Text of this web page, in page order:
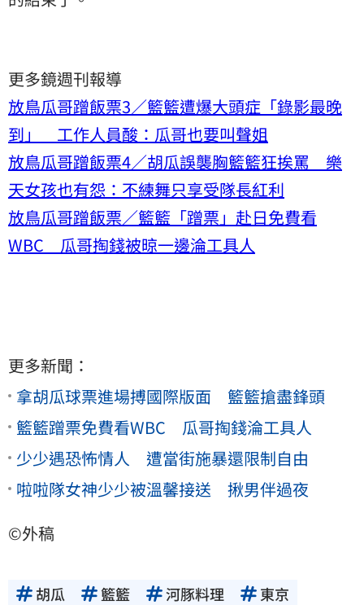
更多鏡週刊報導
放鳥瓜哥蹭飯票3／籃籃遭爆大頭症「錄影最晚
到」 工作人員酸：瓜哥也要叫聲姐
放鳥瓜哥蹭飯票4／胡瓜誤襲胸籃籃狂挨罵 樂
天女孩也有怨：不練舞只享受隊長紅利
放鳥瓜哥蹭飯票／籃籃「蹭票」赴日免費看
WBC 瓜哥掏錢被晾一邊淪工具人
更多新聞：
拿胡瓜球票進場搏國際版面 籃籃搶盡鋒頭
籃籃蹭票免費看WBC 瓜哥掏錢淪工具人
少少遇恐怖情人 遭當街施暴還限制自由
啦啦隊女神少少被溫馨接送 揪男伴過夜
©外稿
胡瓜 籃籃 河豚料理 東京